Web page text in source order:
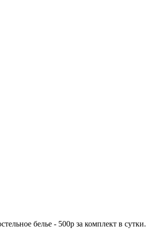
белье - 500р за комплект в сутки.